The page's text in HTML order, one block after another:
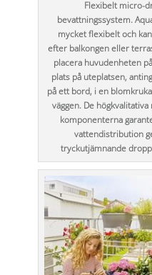
Flexibelt micro-
bevattningssystem.
mycket flexibelt och
efter balkongen eller
placera huvudenheten
plats på uteplatsen,
på ett bord, i en
väggen. De
komponenterna
vattendistribution
tryckutjämnande